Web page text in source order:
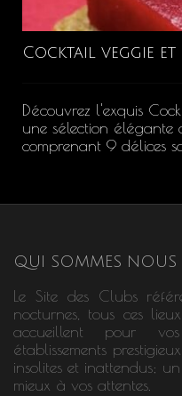
Cocktail veggie
Découvrez l'exquis
une sélection élégante
comprenant 9 délices
QUI SOMMES NOUS
Le Site des Clubs
nocturnes, tous ces
accueillent pour
établissements
insolites et inattendus;
mieux à vos attentes.